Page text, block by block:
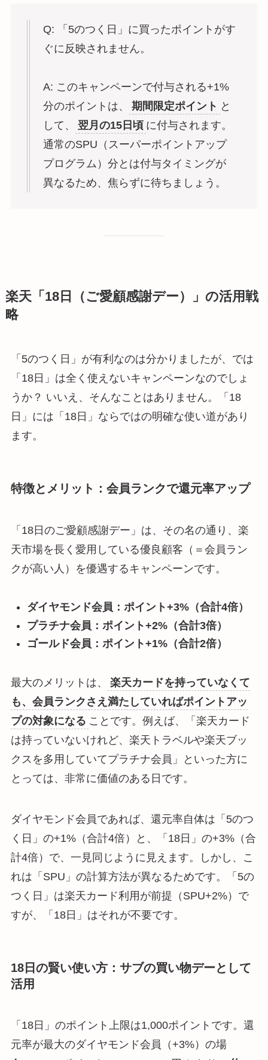
Q: 「5のつく日」に買ったポイントがす
ぐに反映されません。
A: このキャンペーンで付与される+1%
分のポイントは、
期間限定ポイント と
して、
翌月の15日頃 に付与されます。
通常のSPU（スーパーポイントアップ
プログラム）分とは付与タイミングが
異なるため、焦らずに待ちましょう。
楽天「18日（ご愛顧感謝デー）」の活用戦
略
「5のつく日」が有利なのは分かりましたが、では
「18日」は全く使えないキャンペーンなのでしょ
うか？ いいえ、そんなことはありません。「18
日」には「18日」ならではの明確な使い道があり
ます。
特徴とメリット：会員ランクで還元率アップ
「18日のご愛顧感謝デー」は、その名の通り、楽
天市場を長く愛用している優良顧客（＝会員ラン
クが高い人）を優遇するキャンペーンです。
ダイヤモンド会員：ポイント+3%（合計4倍）
プラチナ会員：ポイント+2%（合計3倍）
ゴールド会員：ポイント+1%（合計2倍）
最大のメリットは、
楽天カードを持っていなくて
も、会員ランクさえ満たしていればポイントアッ
プの対象になる ことです。例えば、「楽天カード
は持っていないけれど、楽天トラベルや楽天ブッ
クスを多用していてプラチナ会員」といった方に
とっては、非常に価値のある日です。
ダイヤモンド会員であれば、還元率自体は「5のつ
く日」の+1%（合計4倍）と、「18日」の+3%（合
計4倍）で、一見同じように見えます。しかし、こ
れは「SPU」の計算方法が異なるためです。「5の
つく日」は楽天カード利用が前提（SPU+2%）で
すが、「18日」はそれが不要です。
18日の賢い使い方：サブの買い物デーとして
活用
「18日」のポイント上限は1,000ポイントです。還
元率が最大のダイヤモンド会員（+3%）の場